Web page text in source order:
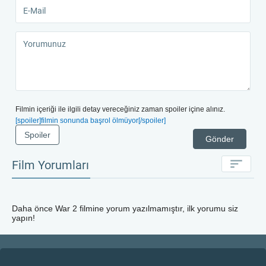
Filmin içeriği ile ilgili detay vereceğiniz zaman spoiler içine alınız.
[spoiler]filmin sonunda başrol ölmüyor[/spoiler]
Gönder
Spoiler
Film Yorumları
Daha önce War 2 filmine yorum yazılmamıştır, ilk yorumu siz
yapın!